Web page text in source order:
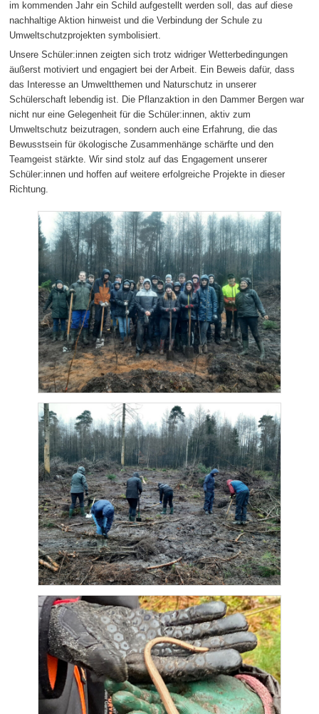
im kommenden Jahr ein Schild aufgestellt werden soll, das auf diese
nachhaltige Aktion hinweist und die Verbindung der Schule zu
Umweltschutzprojekten symbolisiert.
Unsere Schüler:innen zeigten sich trotz widriger Wetterbedingungen
äußerst motiviert und engagiert bei der Arbeit. Ein Beweis dafür, dass
das Interesse an Umweltthemen und Naturschutz in unserer
Schülerschaft lebendig ist. Die Pflanzaktion in den Dammer Bergen war
nicht nur eine Gelegenheit für die Schüler:innen, aktiv zum
Umweltschutz beizutragen, sondern auch eine Erfahrung, die das
Bewusstsein für ökologische Zusammenhänge schärfte und den
Teamgeist stärkte. Wir sind stolz auf das Engagement unserer
Schüler:innen und hoffen auf weitere erfolgreiche Projekte in dieser
Richtung.